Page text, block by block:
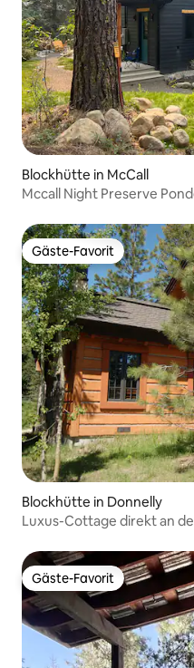
Blockhütte in McCall
Mccall Night Preserve
Gäste-Favorit
Gäste-Favorit
Blockhütte in Donnelly
Luxus-Cottage direkt an
Gäste-Favorit
Gäste-Favorit